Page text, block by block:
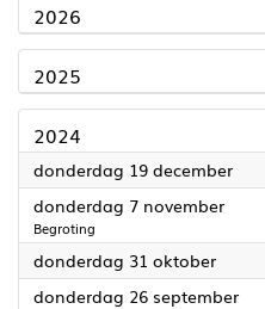
2026
2025
2024
donderdag 19 december2024
donderdag 7 november2024
Begroting
donderdag 31 oktober2024
donderdag 26 september2024